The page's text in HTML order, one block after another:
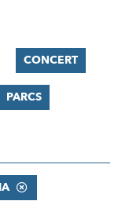
CONCERT
PARCS